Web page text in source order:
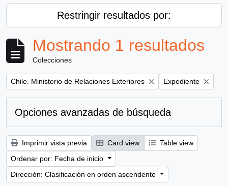
Restringir resultados por:
Mostrando 1 resultados
Colecciones
Remove filter:
Chile. Ministerio de Relaciones Exteriores Remove filter:
Expediente
Opciones avanzadas de búsqueda
Imprimir vista previa Card view
Table view
Ordenar por: Fecha de inicio
Dirección: Clasificación en orden ascendente